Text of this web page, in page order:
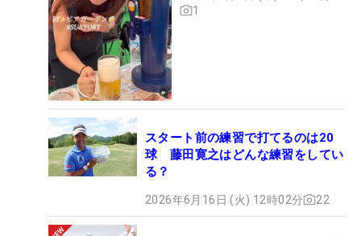
1
スタート前の練習で打てるのは20
球 藤田寛之はどんな練習をしてい
る？
2026年6月16日 (火) 12時02分 22